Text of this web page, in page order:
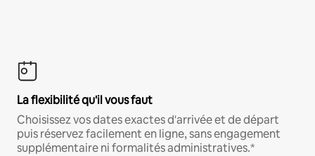
La flexibilité qu'il vous faut
Choisissez vos dates exactes d'arrivée et de départ
puis réservez facilement en ligne, sans engagement
supplémentaire ni formalités administratives.*